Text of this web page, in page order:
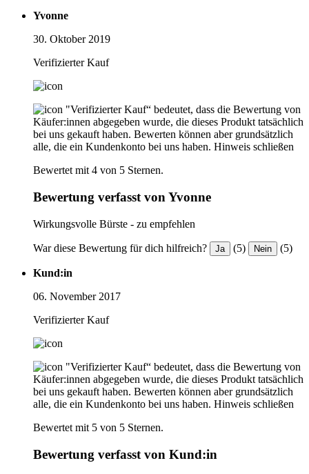
Yvonne
30. Oktober 2019
Verifizierter Kauf
"Verifizierter Kauf“ bedeutet, dass die Bewertung von
Käufer:innen abgegeben wurde, die dieses Produkt tatsächlich
bei uns gekauft haben. Bewerten können aber grundsätzlich
alle, die ein Kundenkonto bei uns haben. Hinweis schließen
Bewertet mit 4 von 5 Sternen.
Bewertung verfasst von Yvonne
Wirkungsvolle Bürste - zu empfehlen
War diese Bewertung für dich hilfreich? Ja (5) Nein (5)
Kund:in
06. November 2017
Verifizierter Kauf
"Verifizierter Kauf“ bedeutet, dass die Bewertung von
Käufer:innen abgegeben wurde, die dieses Produkt tatsächlich
bei uns gekauft haben. Bewerten können aber grundsätzlich
alle, die ein Kundenkonto bei uns haben. Hinweis schließen
Bewertet mit 5 von 5 Sternen.
Bewertung verfasst von Kund:in